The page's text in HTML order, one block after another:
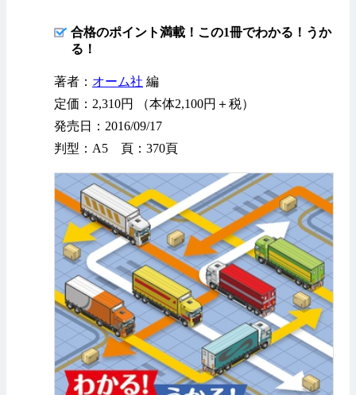
合格のポイント満載！この1冊でわかる！うか
る！
著者： オーム社 編
定価：2,310円 （本体2,100円＋税）
発売日：2016/09/17
判型：A5 頁：370頁